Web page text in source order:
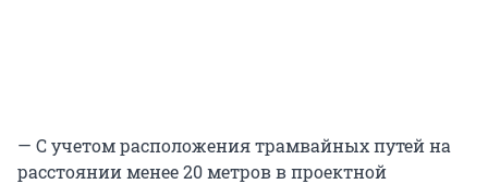
— С учетом расположения трамвайных путей на
расстоянии менее 20 метров в проектной